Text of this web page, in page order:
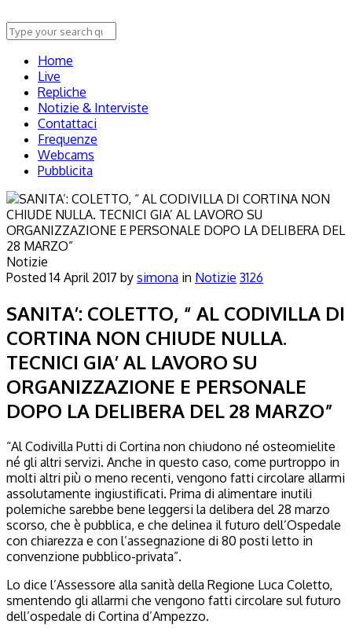
Home
Live
Repliche
Notizie & Interviste
Contattaci
Frequenze
Webcams
Pubblicita
Notizie
Posted14 April 2017 by simona in Notizie 3126
SANITA’: COLETTO, “ AL CODIVILLA DI
CORTINA NON CHIUDE NULLA.
TECNICI GIA’ AL LAVORO SU
ORGANIZZAZIONE E PERSONALE
DOPO LA DELIBERA DEL 28 MARZO”
“Al Codivilla Putti di Cortina non chiudono né osteomielite
né gli altri servizi. Anche in questo caso, come purtroppo in
molti altri più o meno recenti, vengono fatti circolare allarmi
assolutamente ingiustificati. Prima di alimentare inutili
polemiche sarebbe bene leggersi la delibera del 28 marzo
scorso, che è pubblica, e che delinea il futuro dell’Ospedale
con chiarezza e con l’assegnazione di 80 posti letto in
convenzione pubblico-privata”.
Lo dice l’Assessore alla sanità della Regione Luca Coletto,
smentendo gli allarmi che vengono fatti circolare sul futuro
dell’ospedale di Cortina d’Ampezzo.